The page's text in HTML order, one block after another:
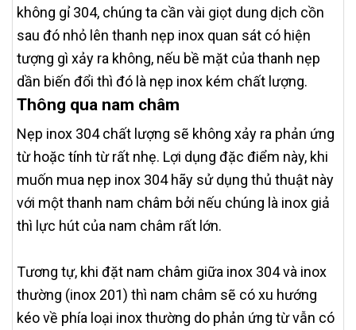
không gỉ 304, chúng ta cần vài giọt dung dịch cồn
sau đó nhỏ lên thanh nẹp inox quan sát có hiện
tượng gì xảy ra không, nếu bề mặt của thanh nẹp
dần biến đổi thì đó là nẹp inox kém chất lượng.
Thông qua nam châm
Nẹp inox 304 chất lượng sẽ không xảy ra phản ứng
từ hoặc tính từ rất nhẹ. Lợi dụng đặc điểm này, khi
muốn mua nẹp inox 304 hãy sử dụng thủ thuật này
với một thanh nam châm bởi nếu chúng là inox giả
thì lực hút của nam châm rất lớn.
Tương tự, khi đặt nam châm giữa inox 304 và inox
thường (inox 201) thì nam châm sẽ có xu hướng
kéo về phía loại inox thường do phản ứng từ vẫn có